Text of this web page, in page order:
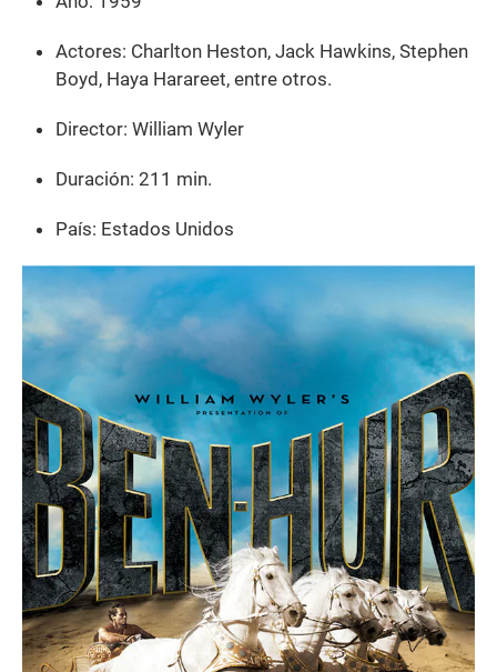
Actores: Charlton Heston, Jack Hawkins, Stephen
Boyd, Haya Harareet, entre otros.
Director: William Wyler
Duración: 211 min.
País: Estados Unidos